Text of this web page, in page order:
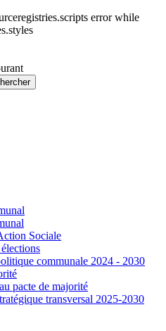
error while
Sociale
communale 2024 - 2030
pacte de majorité
transversal 2025-2030